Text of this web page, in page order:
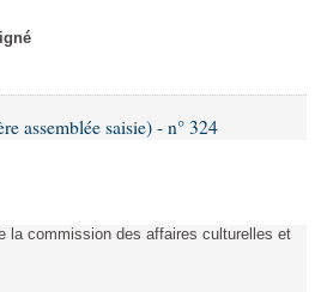
assemblée saisie) - n° 324
la commission des affaires culturelles et